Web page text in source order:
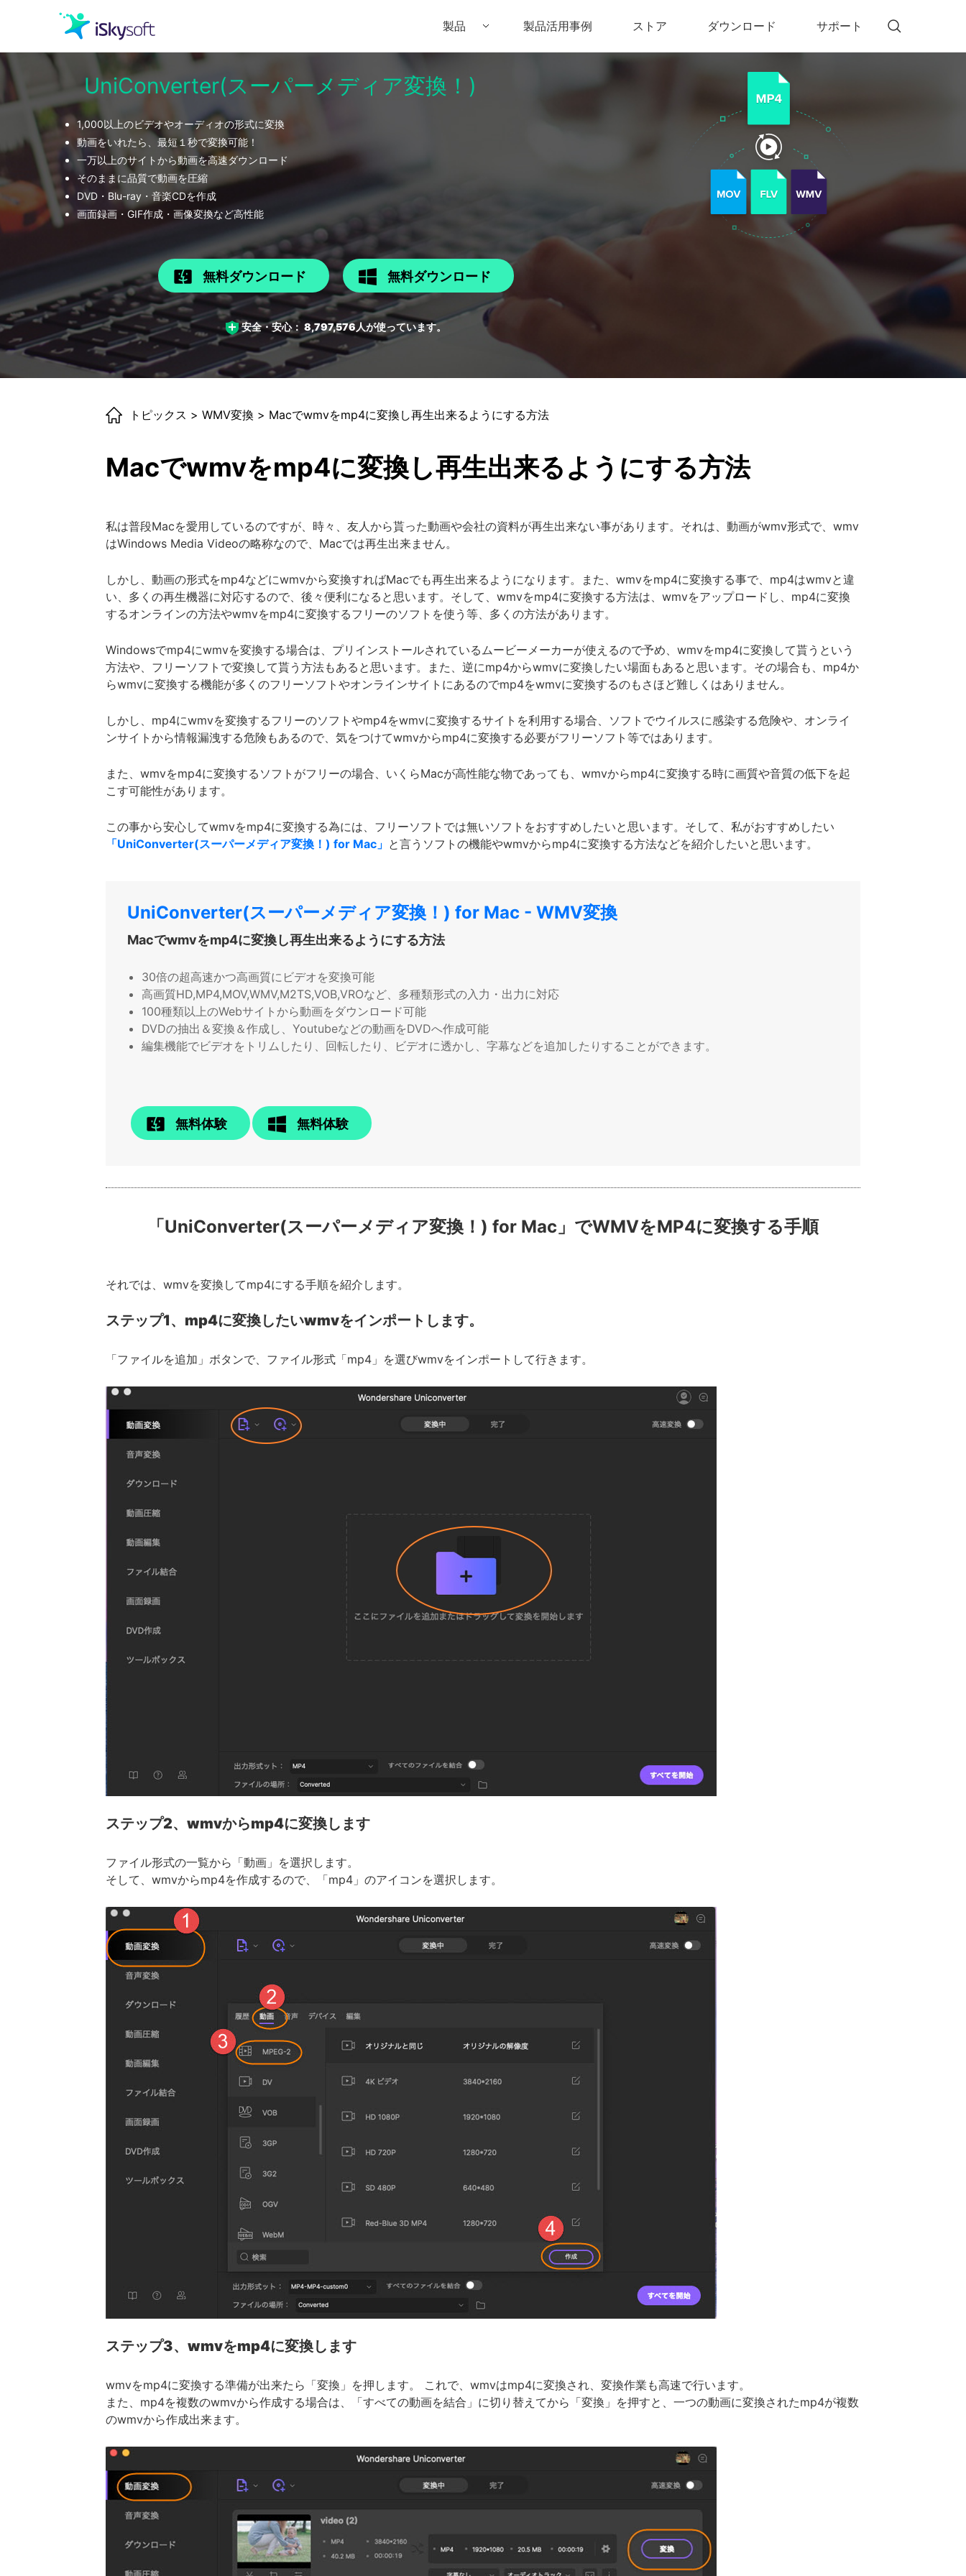
製品
クリエイティビティ
オフィス効率化
ユーティリティ
Filmora（フィモーラ） UniConverter(スーパーメディア変換!)
• DVD Memory for Mac
製品活用事例 ストア ダウンロード サポート
UniConverter(スーパーメディア変換！)
1,000以上のビデオやオーディオの形式に変換
動画をいれたら、最短１秒で変換可能！
一万以上のサイトから動画を高速ダウンロード
そのままに品質で動画を圧縮
DVD・Blu-ray・音楽CDを作成
画面録画・GIF作成・画像変換など高性能
無料ダウンロード 無料ダウンロード
安全・安心：8,797,576 人が使っています。
トピックス > WMV変換 > Macでwmvをmp4に変換し再生出来るようにする方法
Macでwmvをmp4に変換し再生出来るようにする方法
私は普段Macを愛用しているのですが、時々、友人から貰った動画や会社の資料が再生出来ない事があります。それは、動画がwmv形式で、wmv
はWindows Media Videoの略称なので、Macでは再生出来ません。
しかし、動画の形式をmp4などにwmvから変換すればMacでも再生出来るようになります。また、wmvをmp4に変換する事で、mp4はwmvと違
い、多くの再生機器に対応するので、後々便利になると思います。そして、wmvをmp4に変換する方法は、wmvをアップロードし、mp4に変換
するオンラインの方法やwmvをmp4に変換するフリーのソフトを使う等、多くの方法があります。
Windowsでmp4にwmvを変換する場合は、プリインストールされているムービーメーカーが使えるので予め、wmvをmp4に変換して貰うという
方法や、フリーソフトで変換して貰う方法もあると思います。また、逆にmp4からwmvに変換したい場面もあると思います。その場合も、mp4か
らwmvに変換する機能が多くのフリーソフトやオンラインサイトにあるのでmp4をwmvに変換するのもさほど難しくはありません。
しかし、mp4にwmvを変換するフリーのソフトやmp4をwmvに変換するサイトを利用する場合、ソフトでウイルスに感染する危険や、オンライ
ンサイトから情報漏洩する危険もあるので、気をつけてwmvからmp4に変換する必要がフリーソフト等ではあります。
また、wmvをmp4に変換するソフトがフリーの場合、いくらMacが高性能な物であっても、wmvからmp4に変換する時に画質や音質の低下を起
こす可能性があります。
この事から安心してwmvをmp4に変換する為には、フリーソフトでは無いソフトをおすすめしたいと思います。そして、私がおすすめしたい
「UniConverter(スーパーメディア変換！) for Mac」 と言うソフトの機能やwmvからmp4に変換する方法などを紹介したいと思います。
UniConverter(スーパーメディア変換！) for Mac - WMV変換
Macでwmvをmp4に変換し再生出来るようにする方法
30倍の超高速かつ高画質にビデオを変換可能
高画質HD,MP4,MOV,WMV,M2TS,VOB,VROなど、多種類形式の入力・出力に対応
100種類以上のWebサイトから動画をダウンロード可能
DVDの抽出＆変換＆作成し、Youtubeなどの動画をDVDへ作成可能
編集機能でビデオをトリムしたり、回転したり、ビデオに透かし、字幕などを追加したりすることができます。
無料体験 無料体験
「UniConverter(スーパーメディア変換！) for Mac」でWMVをMP4に変換する手順
それでは、wmvを変換してmp4にする手順を紹介します。
ステップ1、mp4に変換したいwmvをインポートします。
「ファイルを追加」ボタンで、ファイル形式「mp4」を選びwmvをインポートして行きます。
ステップ2、wmvからmp4に変換します
ファイル形式の一覧から「動画」を選択します。
そして、wmvからmp4を作成するので、「mp4」のアイコンを選択します。
ステップ3、wmvをmp4に変換します
wmvをmp4に変換する準備が出来たら「変換」を押します。 これで、wmvはmp4に変換され、変換作業も高速で行います。
また、mp4を複数のwmvから作成する場合は、「すべての動画を結合」に切り替えてから「変換」を押すと、一つの動画に変換されたmp4が複数
のwmvから作成出来ます。